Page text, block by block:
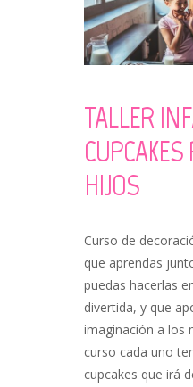
TALLER
HIJOS
Curso de
que aprendas
puedas hacerlas
divertida, y que
imaginación a los
curso cada uno
cupcakes que irá